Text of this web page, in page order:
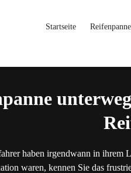
Startseite
haben irgendwann in ihrem
waren, kennen Sie das